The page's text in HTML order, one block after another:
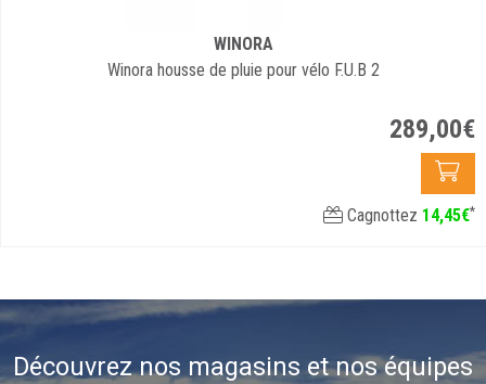
WINORA
Winora housse de pluie pour vélo F.U.B 2
289,00€
Cagnottez 14,45€*
Découvrez nos magasins et nos équipes